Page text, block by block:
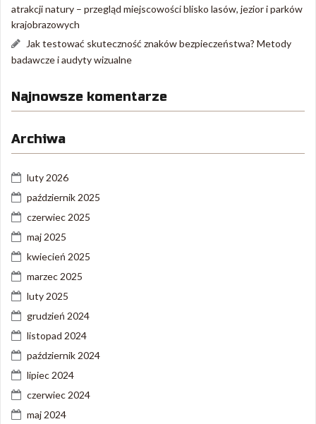
atrakcji natury – przegląd miejscowości blisko lasów, jezior i parków
krajobrazowych
Jak testować skuteczność znaków bezpieczeństwa? Metody
badawcze i audyty wizualne
Najnowsze komentarze
Archiwa
luty 2026
październik 2025
czerwiec 2025
maj 2025
kwiecień 2025
marzec 2025
luty 2025
grudzień 2024
listopad 2024
październik 2024
lipiec 2024
czerwiec 2024
maj 2024